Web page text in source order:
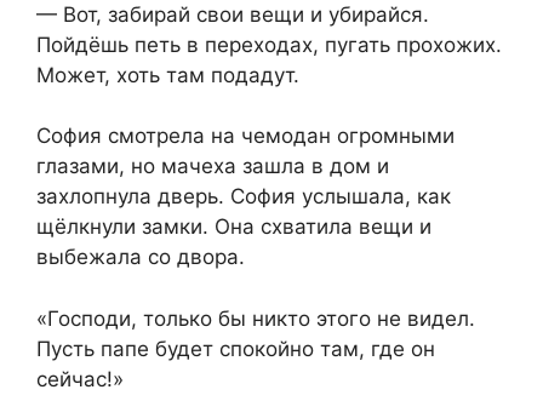
— Вот, забирай свои вещи и убирайся.
Пойдёшь петь в переходах, пугать прохожих.
Может, хоть там подадут.
София смотрела на чемодан огромными
глазами, но мачеха зашла в дом и
захлопнула дверь. София услышала, как
щёлкнули замки. Она схватила вещи и
выбежала со двора.
«Господи, только бы никто этого не видел.
Пусть папе будет спокойно там, где он
сейчас!»